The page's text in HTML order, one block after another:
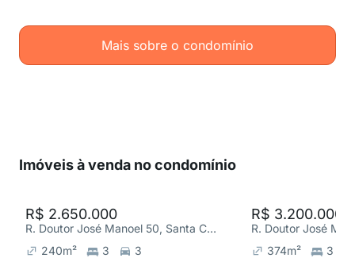
Mais sobre o condomínio
Imóveis à venda no condomínio
R$ 2.650.000
R. Doutor José Manoel 50, Santa Cecília
240m² 3
3
R$ 3.200.000
374m²
3